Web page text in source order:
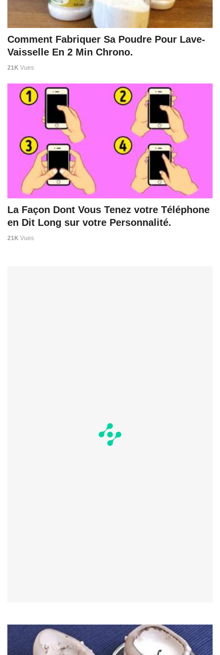
Comment Fabriquer Sa Poudre Pour Lave-
Vaisselle En 2 Min Chrono.
21K Vues
La Façon Dont Vous Tenez votre Téléphone
en Dit Long sur votre Personnalité.
21K Vues